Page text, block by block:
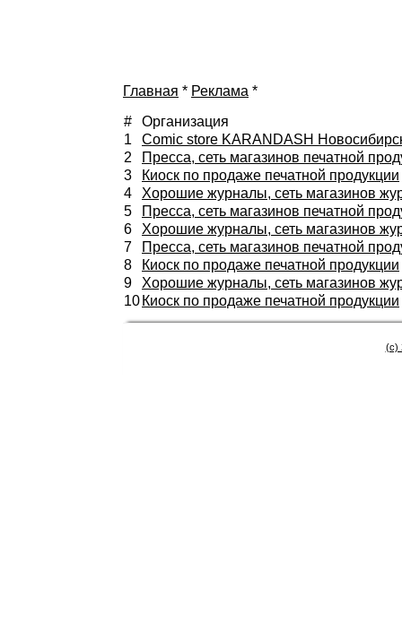
Главная * Реклама *
#
Организация
1
Comic store KARANDASH
2
Пресса, сеть магазинов печатной
3
Киоск по продаже печатной продукции
4
Хорошие журналы, сеть магазинов
5
Пресса, сеть магазинов печатной
6
Хорошие журналы, сеть магазинов
7
Пресса, сеть магазинов печатной
8
Киоск по продаже печатной продукции
9
Хорошие журналы, сеть магазинов
10 Киоск по продаже печатной продукции
(c)